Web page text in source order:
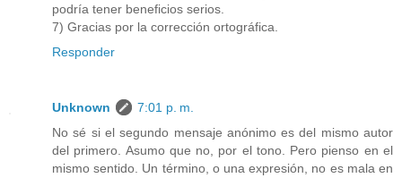
podría tener beneficios serios.
7) Gracias por la corrección ortográfica.
Responder
Unknown
7:01 p. m.
No sé si el segundo mensaje anónimo es del mismo autor
del primero. Asumo que no, por el tono. Pero pienso en el
mismo sentido. Un término, o una expresión, no es mala en